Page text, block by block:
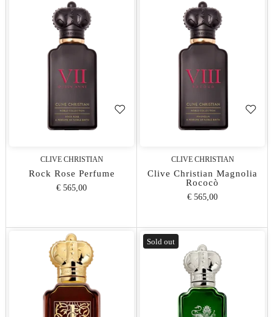
CLIVE CHRISTIAN
Rock Rose Perfume
€ 565,00
CLIVE CHRISTIAN
Clive Christian Magnolia
Rococò
€ 565,00
Sold out